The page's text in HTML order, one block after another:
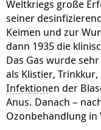
Weltkriegs große
seiner
Keimen und zur
dann 1935 die
Das Gas wurde
als Klistier,
Infektionen der
Anus. Danach –
Ozonbehandlung in